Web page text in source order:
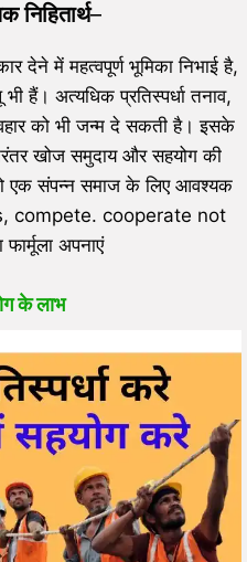
निहितार्थ–
देने में महत्वपूर्ण भूमिका निभाई है,
हैं। अत्यधिक प्रतिस्पर्धा तनाव,
को भी जन्म दे सकती है। इसके
खोज समुदाय और सहयोग की
एक संपन्न समाज के लिए आवश्यक
compete. cooperate not
अपनाएं
के लाभ